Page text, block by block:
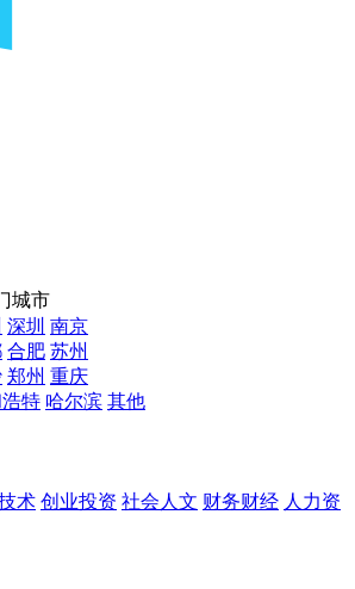
城市
深圳 南京
合肥 苏州
郑州 重庆
特 哈尔滨 其他
术 创业投资 社会人文 财务财经 人力资